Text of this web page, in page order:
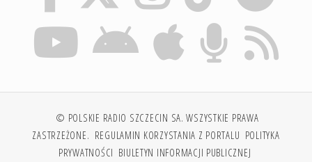
© POLSKIE RADIO SZCZECIN SA. WSZYSTKIE PRAWA
ZASTRZEŻONE. REGULAMIN KORZYSTANIA Z PORTALU POLITYKA
PRYWATNOŚCI BIULETYN INFORMACJI PUBLICZNEJ